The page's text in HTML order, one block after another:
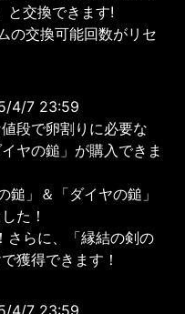
と交換できます!
の交換可能回数がリセ
4/7 23:59
段で卵割りに必要な
ヤの鎚」が購入できま
」＆「ダイヤの鎚」
た！
さらに、「縁結の剣の
獲得できます！
4/7 23:59